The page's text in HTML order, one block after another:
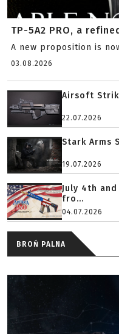
TP-5A2 PRO, a
A new proposition is
03.08.2026
Airsoft
22.07.2026
Stark Arms
19.07.2026
July 4th
fro...
04.07.2026
BROŃ PALNA